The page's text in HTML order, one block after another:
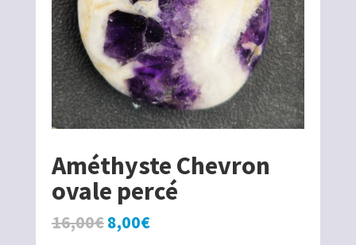
Améthyste Chevron
ovale percé
16,00€Le
8,00€Le